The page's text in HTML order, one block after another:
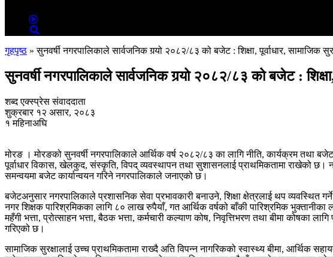
गृहपृष्ठ »सुनवर्षी नगरपालिकाले सार्वजनिक गर्‍यो २०८२/८३ को बजेट : शिक्षा, पूर्वाधार, सामाजिक
सुनवर्षी नगरपालिकाले सार्वजनिक गर्‍यो २०८२/८३ को बजेट :
शब्द एक्स्प्रेस संवाददाता
शुक्रबार १२ असार, २०८३
१ महिनाअघि
मोरङ । मोरङको सुनवर्षी नगरपालिकाले आर्थिक वर्ष २०८२/८३ का लागि नीति, कार्यक्रम तथा
पूर्वाधार विकास, खेलकुद, संस्कृति, विपद् व्यवस्थापन तथा सुशासनलाई प्राथमिकतामा राखेको छ।
समन्वयमा बजेट कार्यान्वयन गरिने नगरपालिकाले जनाएको छ।
बजेटअनुसार नगरपालिकाले प्रशासनिक सेवा प्रभावकारी बनाउने, शिक्षा क्षेत्रलाई थप व्यवस्थित
नगर शिक्षक पारिश्रमिकका लागि ८० लाख रुपैयाँ, गत आर्थिक वर्षको बाँकी पारिश्रमिक भुक्तानीका
महँगी भत्ता, प्रोत्साहन भत्ता, बैठक भत्ता, कर्मचारी कल्याण कोष, निवृत्तिभरण तथा बीमा कोषका
गरिएको छ।
सामाजिक सुरक्षालाई उच्च प्राथमिकतामा राख्दै अति विपन्न नागरिकको स्वास्थ्य बीमा, आर्थिक